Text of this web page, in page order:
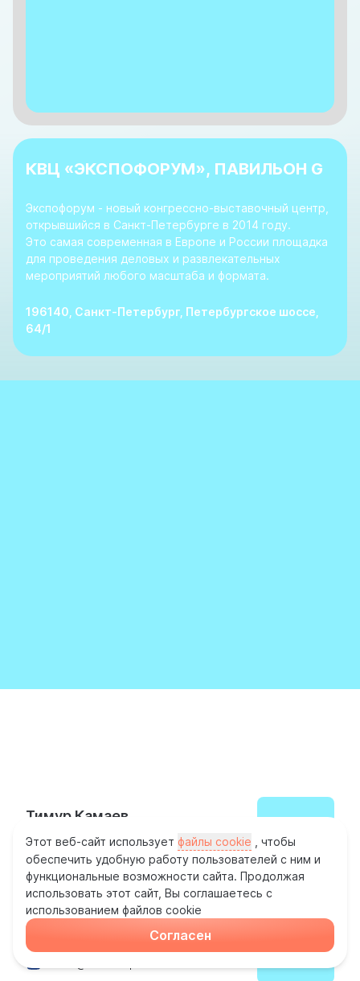
КВЦ «ЭКСПОФОРУМ», ПАВИЛЬОН G
Экспофорум - новый конгрессно-выставочный центр,
открывшийся в Санкт-Петербурге в 2014 году.
Это самая современная в Европе и России площадка
для проведения деловых и развлекательных
мероприятий любого масштаба и формата.
196140, Санкт-Петербург, Петербургское шоссе,
64/1
Тимур Камаев
t.kamaev@rusfishexpo.com
Марьяна Мась
Заместитель руководителя отдела продаж
Этот веб-сайт использует файлы cookie , чтобы
обеспечить удобную работу пользователей с ним и
функциональные возможности сайта. Продолжая
использовать этот сайт, Вы соглашаетесь с
использованием файлов cookie
Согласен